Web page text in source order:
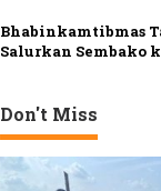
Bhabinkamtibmas
Salurkan Sembako
Don't Miss